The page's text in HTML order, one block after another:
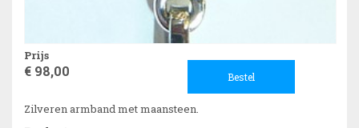
Prijs
€ 98,00 Bestel
Zilveren armband met maansteen.